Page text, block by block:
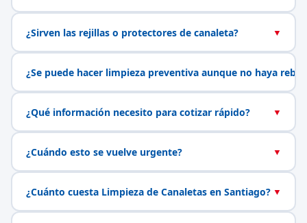
¿Sirven las rejillas o protectores de canaleta? ▼
¿Se puede hacer limpieza preventiva aunque no haya
¿Qué información necesito para cotizar rápido? ▼
¿Cuándo esto se vuelve urgente? ▼
¿Cuánto cuesta Limpieza de Canaletas en Santiago? ▼